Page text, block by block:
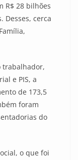
R$ 28 bilhões
Desses, cerca
trabalhador,
e PIS, a
de 173,5
foram
do
o que foi